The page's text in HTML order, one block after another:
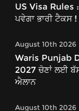
US Visa Rules
ਪਵੇਗਾ ਭਾਰੀ ਟੈਕਸ
August 10th 2026
Waris Punjab
2027 ਚੋਣਾਂ ਲਈ
ਐਲਾਨ
August 10th 2026